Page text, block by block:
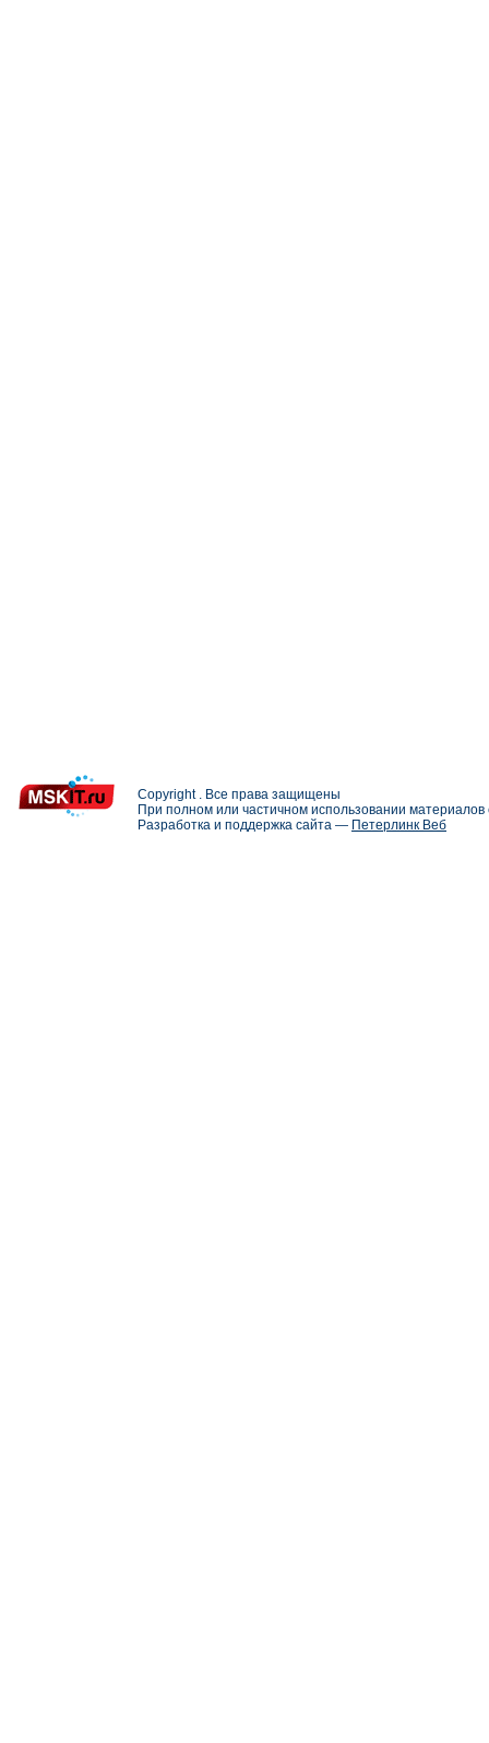
Copyright . Все права защищены
При полном или частичном использовании
Разработка и поддержка сайта — Петерлинк Веб